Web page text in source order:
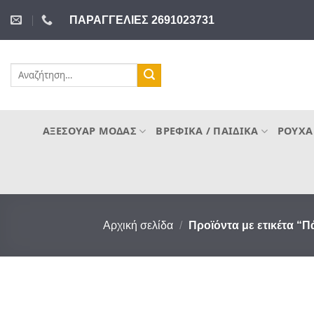
στο
περιεχόμενο
ΠΑΡΑΓΓΕΛΙΕΣ 2691023731
Αναζήτηση
ΑΞΕΣΟΥΆΡ ΜΌΔΑΣ ΒΡΕΦΙΚΆ / ΠΑΙΔΙΚΆ
Αρχική σελίδα / Προϊόντα με ετικέτα